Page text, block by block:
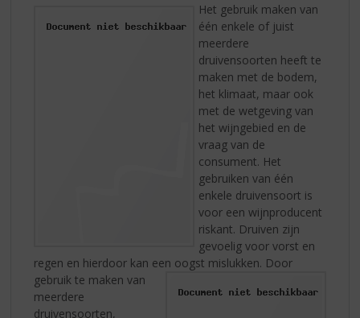
Het gebruik maken van
één enkele of juist
meerdere
druivensoorten heeft te
maken met de bodem,
het klimaat, maar ook
met de wetgeving van
het wijngebied en de
vraag van de
consument. Het
gebruiken van één
enkele druivensoort is
voor een wijnproducent
riskant. Druiven zijn
gevoelig voor vorst en
regen en hierdoor kan een oogst mislukken. Door
gebruik te maken van
meerdere
druivensoorten,